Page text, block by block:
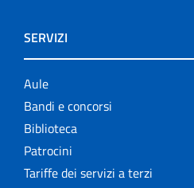
SERVIZI
Aule
Bandi e concorsi
Biblioteca
Patrocini
Tariffe dei servizi a terzi